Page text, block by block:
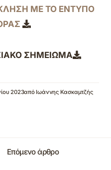
ΜΕ ΤΟ ΕΝΤΥΠΟ
ΣΗΜΕΙΩΜΑ
2023από Ιωάννης Κασκαμτζής
Επόμενο άρθρο